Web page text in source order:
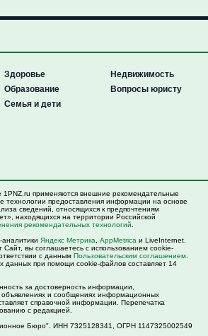
Здоровье
Образование
Семья и дети
Недвижимость
Вопросы юристу
применяются внешние рекомендательные
технологии предоставления информации на основе
сведений, относящихся к предпочтениям
находящихся на территории Российской
рекомендательных технологий
аналитики Яндекс Метрика AppMetrica и LiveInternet.
Сайт, вы соглашаетесь с использованием cookie-
с данным Пользовательским соглашением
данных при помощи cookie-файлов составляет 14
за достоверность информации,
объявлениях и сообщениях информационных
справочной информации. Перепечатка
с редакцией.
Бюро". ИНН 7325128341, ОГРН 1147325002549